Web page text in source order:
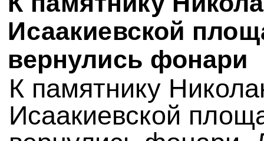
Исаакиевской
вернулись фонари
К памятнику
Исаакиевской